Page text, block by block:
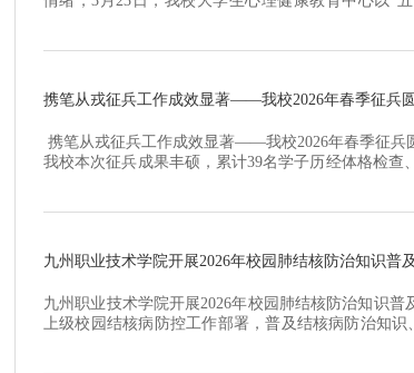
携笔从戎征兵工作成效显著——我校2026年春季征兵
携笔从戎征兵工作成效显著——我校2026年春季征兵
我校本次征兵成果丰硕，累计39名学子历经体格检查
九州职业技术学院开展2026年校园肺结核防治知识普
九州职业技术学院开展2026年校园肺结核防治知识
上级校园结核病防控工作部署，普及结核病防治知识